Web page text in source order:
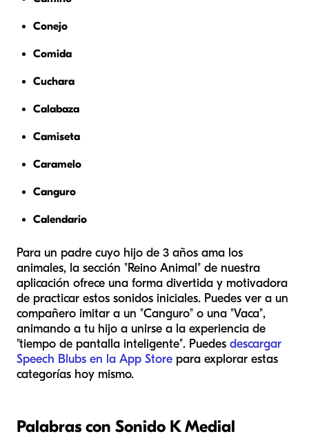
Conejo
Comida
Cuchara
Calabaza
Camiseta
Caramelo
Canguro
Calendario
Para un padre cuyo hijo de 3 años ama los
animales, la sección "Reino Animal" de nuestra
aplicación ofrece una forma divertida y motivadora
de practicar estos sonidos iniciales. Puedes ver a un
compañero imitar a un "Canguro" o una "Vaca",
animando a tu hijo a unirse a la experiencia de
"tiempo de pantalla inteligente". Puedes descargar
Speech Blubs en la App Store para explorar estas
categorías hoy mismo.
Palabras con Sonido K Medial